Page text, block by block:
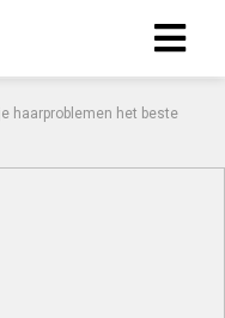
haarproblemen het beste